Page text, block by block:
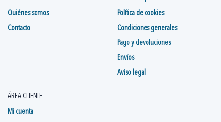
Quiénes somos
Contacto
Política de cookies
Condiciones generales
Pago y devoluciones
Envíos
Aviso legal
ÁREA CLIENTE
Mi cuenta